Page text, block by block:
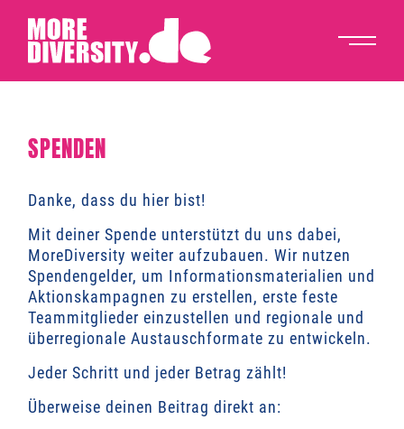
SPENDEN
Danke, dass du hier bist!
Mit deiner Spende unterstützt du uns dabei,
MoreDiversity weiter aufzubauen. Wir nutzen
Spendengelder, um Informationsmaterialien und
Aktionskampagnen zu erstellen, erste feste
Teammitglieder einzustellen und regionale und
überregionale Austauschformate zu entwickeln.
Jeder Schritt und jeder Betrag zählt!
Überweise deinen Beitrag direkt an: